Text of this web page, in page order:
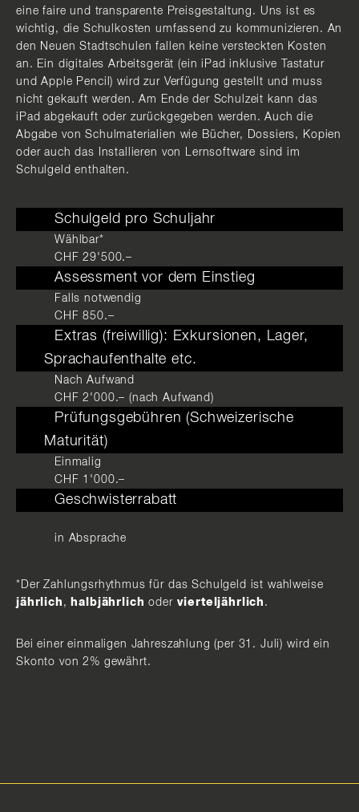
eine faire und transparente Preisgestaltung. Uns ist es
wichtig, die Schulkosten umfassend zu kommunizieren. An
den Neuen Stadtschulen fallen keine versteckten Kosten
an. Ein digitales Arbeitsgerät (ein iPad inklusive Tastatur
und Apple Pencil) wird zur Verfügung gestellt und muss
nicht gekauft werden. Am Ende der Schulzeit kann das
iPad abgekauft oder zurückgegeben werden. Auch die
Abgabe von Schulmaterialien wie Bücher, Dossiers, Kopien
oder auch das Installieren von Lernsoftware sind im
Schulgeld enthalten.
Schulgeld pro Schuljahr
Wählbar*
CHF 29'500.–
Assessment vor dem Einstieg
Falls notwendig
CHF 850.–
Extras (freiwillig): Exkursionen, Lager,
Sprachaufenthalte etc.
Nach Aufwand
CHF 2'000.– (nach Aufwand)
Prüfungsgebühren (Schweizerische
Maturität)
Einmalig
CHF 1'000.–
Geschwisterrabatt
in Absprache
*Der Zahlungsrhythmus für das Schulgeld ist wahlweise
jährlich , halbjährlich oder vierteljährlich .
Bei einer einmaligen Jahreszahlung (per 31. Juli) wird ein
Skonto von 2% gewährt.